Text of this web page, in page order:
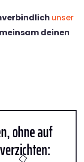
unser
deinen
ohne auf